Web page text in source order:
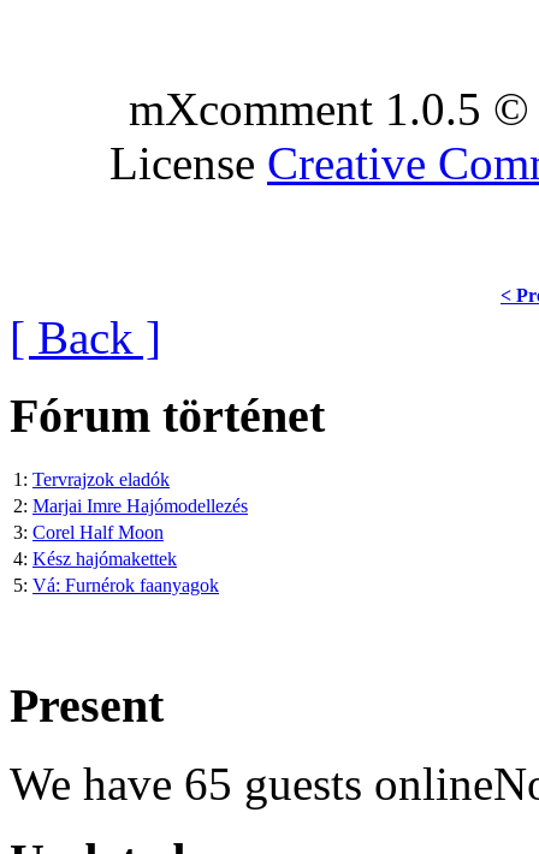
mXcomment 1.0.5
License Creative
<
[ Back ]
Fórum történet
1: Tervrajzok eladók
2: Marjai Imre Hajómodellezés
3: Corel Half Moon
4: Kész hajómakettek
5: Vá: Furnérok faanyagok
Present
We have 65 guests